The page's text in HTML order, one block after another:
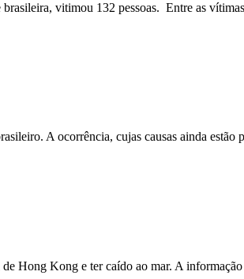
vitimou 132 pessoas. Entre as
A ocorrência, cujas causas ainda
Hong Kong e ter caído ao mar. A